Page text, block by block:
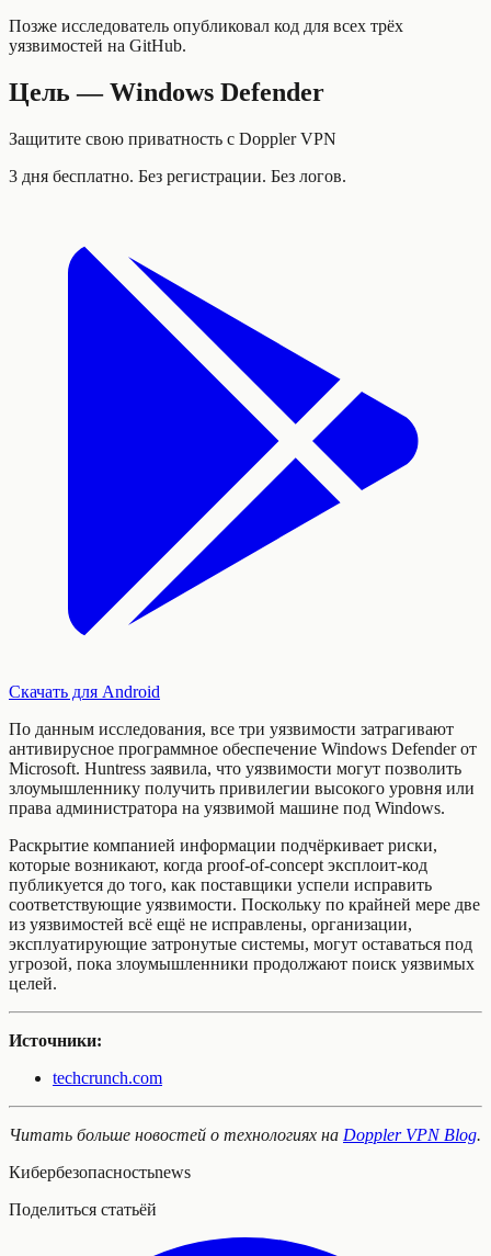
Позже исследователь опубликовал код для всех трёх
уязвимостей на GitHub.
Цель — Windows Defender
Защитите свою приватность с Doppler VPN
3 дня бесплатно. Без регистрации. Без логов.
Скачать для Android
По данным исследования, все три уязвимости затрагивают
антивирусное программное обеспечение Windows Defender от
Microsoft. Huntress заявила, что уязвимости могут позволить
злоумышленнику получить привилегии высокого уровня или
права администратора на уязвимой машине под Windows.
Раскрытие компанией информации подчёркивает риски,
которые возникают, когда proof-of-concept эксплоит-код
публикуется до того, как поставщики успели исправить
соответствующие уязвимости. Поскольку по крайней мере две
из уязвимостей всё ещё не исправлены, организации,
эксплуатирующие затронутые системы, могут оставаться под
угрозой, пока злоумышленники продолжают поиск уязвимых
целей.
Источники:
techcrunch.com
Читать больше новостей о технологиях на Doppler VPN Blog.
Кибербезопасностьnews
Поделиться статьёй